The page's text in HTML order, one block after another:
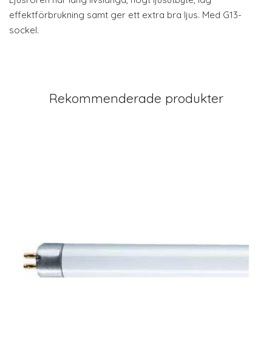
effektförbrukning samt ger ett extra bra ljus. Med G13-
sockel.
Rekommenderade produkter